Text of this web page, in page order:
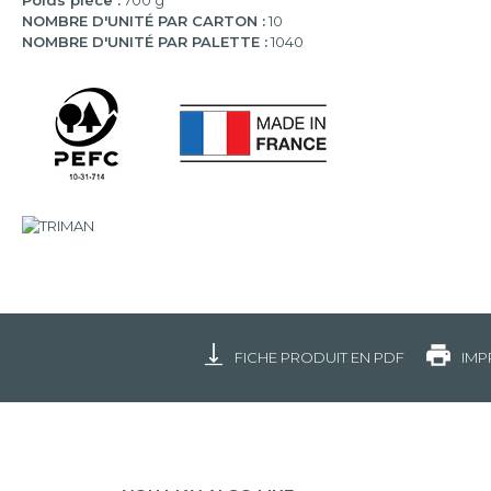
NOMBRE D'UNITÉ PAR CARTON :10
NOMBRE D'UNITÉ PAR PALETTE :1040
FICHE PRODUIT EN PDF